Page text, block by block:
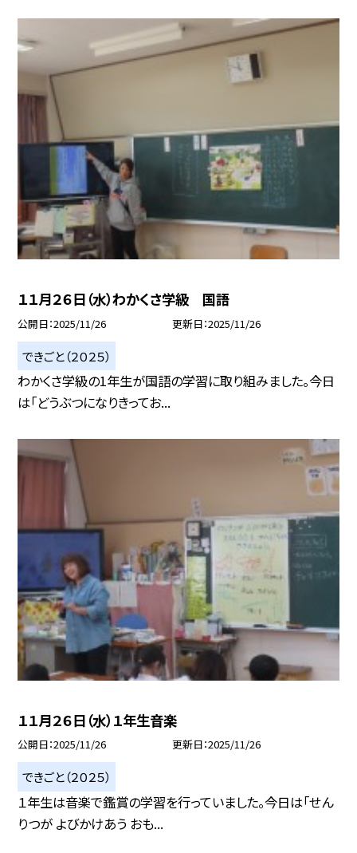
１１月２６日（水）わかくさ学級 国語
公開日 2025/11/26 更新日 2025/11/26
できごと（２０２５）
わかくさ学級の1年生が国語の学習に取り組みました。今日
は「どうぶつになりきってお...
１１月２６日（水）１年生音楽
公開日 2025/11/26 更新日 2025/11/26
できごと（２０２５）
１年生は音楽で鑑賞の学習を行っていました。今日は「せん
りつが よびかけあう おも...